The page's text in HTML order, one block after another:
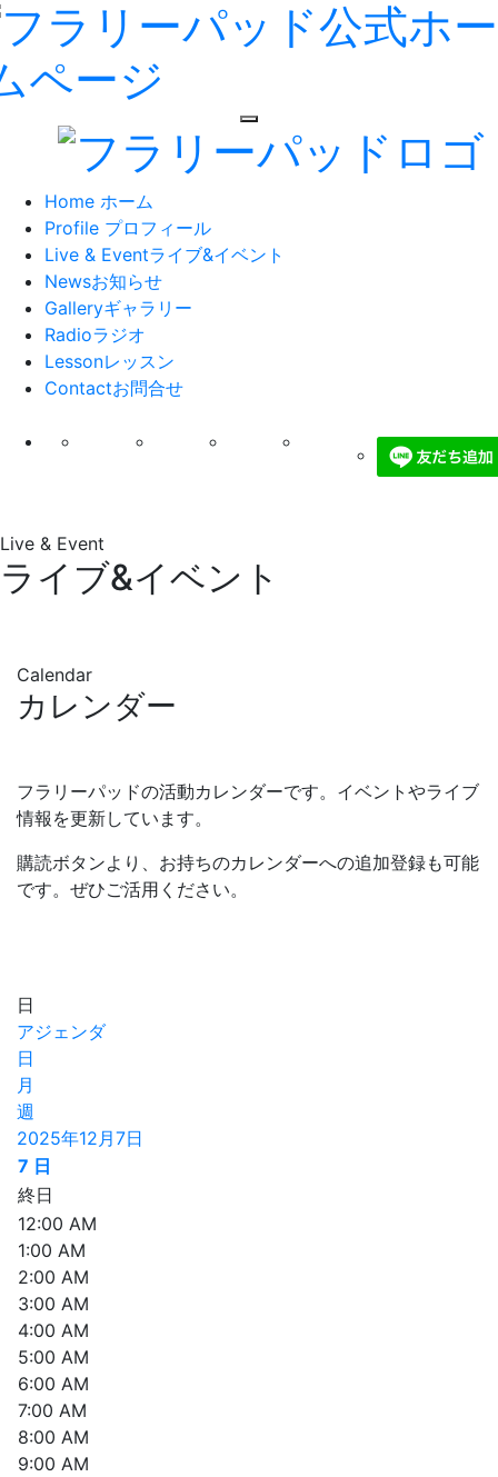
toggle navigation
Home ホーム
Profile プロフィール
Live & Eventライブ&イベント
Newsお知らせ
Galleryギャラリー
Radioラジオ
Lessonレッスン
Contactお問合せ
Live & Event
ライブ&イベント
Calendar
カレンダー
フラリーパッドの活動カレンダーです。イベントやライブ
情報を更新しています。
購読ボタンより、お持ちのカレンダーへの追加登録も可能
です。ぜひご活用ください。
日
アジェンダ
日
月
週
2025年12月7日
7 日
終日
12:00 AM
1:00 AM
2:00 AM
3:00 AM
4:00 AM
5:00 AM
6:00 AM
7:00 AM
8:00 AM
9:00 AM